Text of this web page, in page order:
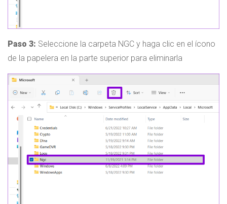
Paso 3: Seleccione la carpeta NGC y haga clic en el ícono
de la papelera en la parte superior para eliminarla